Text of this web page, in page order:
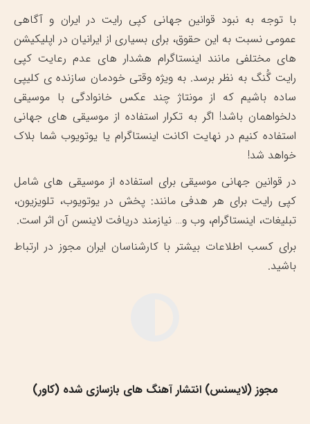
با توجه به نبود قوانین جهانی کپی رایت در ایران و آگاهی
عمومی نسبت به این حقوق، برای بسیاری از ایرانیان در اپلیکیشن
های مختلفی مانند اینستاگرام هشدار های عدم رعایت کپی
رایت گُنگ به نظر برسد. به ویژه وقتی خودمان سازنده ی کلیپی
ساده باشیم که از مونتاژ چند عکس خانوادگی با موسیقی
دلخواهمان باشد! اگر به تکرار استفاده از موسیقی های جهانی
استفاده کنیم در نهایت اکانت اینستاگرام یا یوتویوب شما بلاک
خواهد شد!
در قوانین جهانی موسیقی برای استفاده از موسیقی های شامل
کپی رایت برای هر هدفی مانند: پخش در یوتویوب، تلویزیون،
تبلیغات، اینستاگرام، وب و… نیازمند دریافت لاینسن آن اثر است.
برای کسب اطلاعات بیشتر با کارشناسان ایران مجوز در ارتباط
باشید.
مجوز (لایسنس) انتشار آهنگ های بازسازی شده (کاور)